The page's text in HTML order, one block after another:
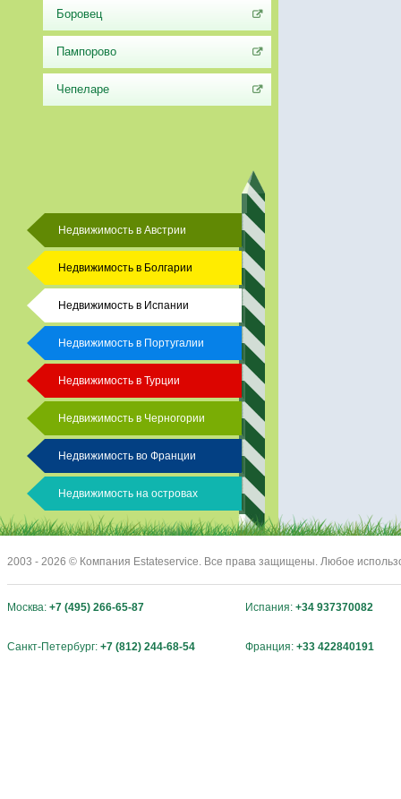
Боровец
Пампорово
Чепеларе
Недвижимость в Австрии
Недвижимость в Болгарии
Недвижимость в Испании
Недвижимость в Португалии
Недвижимость в Турции
Недвижимость в Черногории
Недвижимость во Франции
Недвижимость на островах
2003 - 2026 © Компания Estateservice. Все права защищены. Любое
Москва: +7 (495) 266-65-87 Испания: +34 937370082
Санкт-Петербург: +7 (812) 244-68-54 Франция: +33 422840191